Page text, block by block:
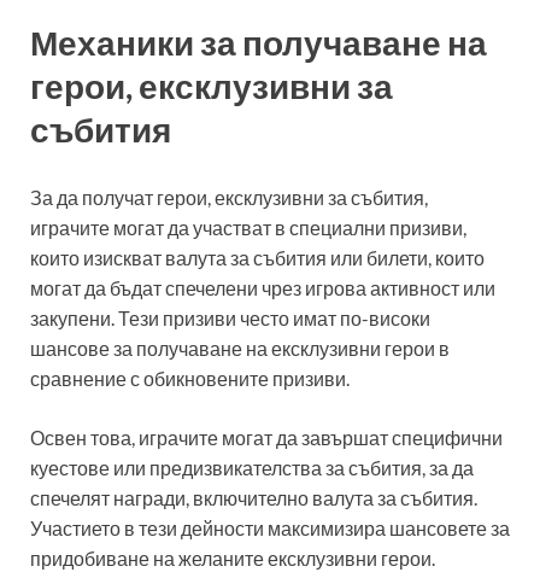
Механики за получаване на
герои, ексклузивни за
събития
За да получат герои, ексклузивни за събития,
играчите могат да участват в специални призиви,
които изискват валута за събития или билети, които
могат да бъдат спечелени чрез игрова активност или
закупени. Тези призиви често имат по-високи
шансове за получаване на ексклузивни герои в
сравнение с обикновените призиви.
Освен това, играчите могат да завършат специфични
куестове или предизвикателства за събития, за да
спечелят награди, включително валута за събития.
Участието в тези дейности максимизира шансовете за
придобиване на желаните ексклузивни герои.